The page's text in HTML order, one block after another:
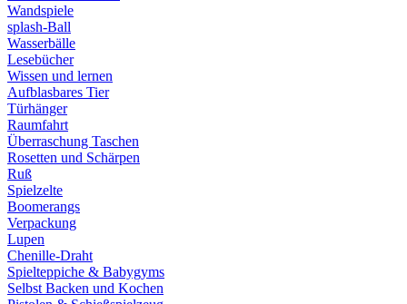
Wandspiele
splash-Ball
Wasserbälle
Lesebücher
Wissen und lernen
Aufblasbares Tier
Türhänger
Raumfahrt
Überraschung Taschen
Rosetten und Schärpen
Ruß
Spielzelte
Boomerangs
Verpackung
Lupen
Chenille-Draht
Spielteppiche & Babygyms
Selbst Backen und Kochen